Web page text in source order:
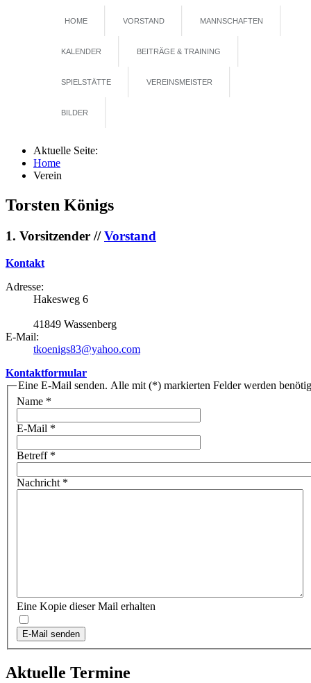
HOME VORSTAND MANNSCHAFTEN
KALENDER BEITRÄGE & TRAINING
SPIELSTÄTTE VEREINSMEISTER
BILDER
Aktuelle Seite:
Home
Verein
Torsten Königs
1. Vorsitzender //Vorstand
Kontakt
Adresse:
Hakesweg 6
41849 Wassenberg
E-Mail:
tkoenigs83@yahoo.com
Kontaktformular
Eine E-Mail senden. Alle mit (*) markierten Felder werden
Name *
E-Mail *
Betreff*
Nachricht *
Eine Kopie dieser Mail erhalten
E-Mail senden
Aktuelle Termine